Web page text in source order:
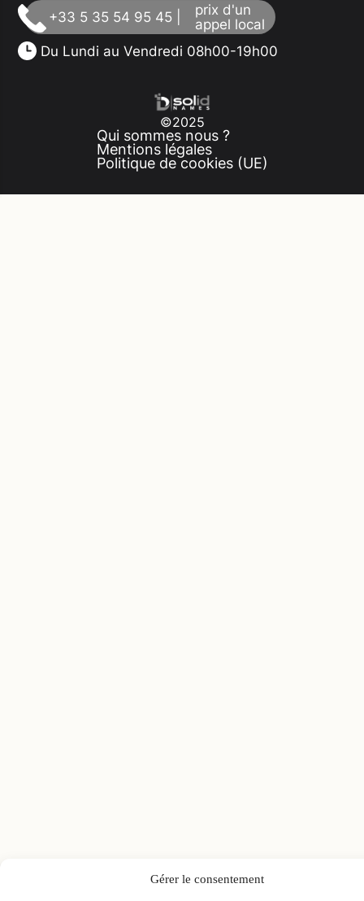
Gérer le consentement
+33 5 35 54 95 45 |
prix d'un
appel local
Du Lundi au Vendredi 08h00-19h00
©2025
Qui sommes nous ?
Mentions légales
Politique de cookies (UE)